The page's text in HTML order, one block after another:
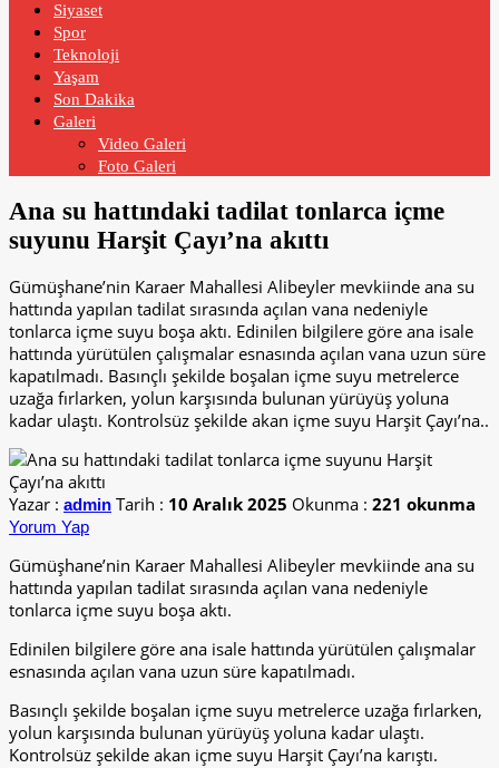
Siyaset
Spor
Teknoloji
Yaşam
Son Dakika
Galeri
Video Galeri
Foto Galeri
Ana su hattındaki tadilat tonlarca içme
suyunu Harşit Çayı’na akıttı
Gümüşhane’nin Karaer Mahallesi Alibeyler mevkiinde ana su
hattında yapılan tadilat sırasında açılan vana nedeniyle
tonlarca içme suyu boşa aktı. Edinilen bilgilere göre ana isale
hattında yürütülen çalışmalar esnasında açılan vana uzun süre
kapatılmadı. Basınçlı şekilde boşalan içme suyu metrelerce
uzağa fırlarken, yolun karşısında bulunan yürüyüş yoluna
kadar ulaştı. Kontrolsüz şekilde akan içme suyu Harşit Çayı’na..
Yazar : admin Tarih : 10 Aralık 2025 Okunma : 221 okunma
Yorum Yap
Gümüşhane’nin Karaer Mahallesi Alibeyler mevkiinde ana su
hattında yapılan tadilat sırasında açılan vana nedeniyle
tonlarca içme suyu boşa aktı.
Edinilen bilgilere göre ana isale hattında yürütülen çalışmalar
esnasında açılan vana uzun süre kapatılmadı.
Basınçlı şekilde boşalan içme suyu metrelerce uzağa fırlarken,
yolun karşısında bulunan yürüyüş yoluna kadar ulaştı.
Kontrolsüz şekilde akan içme suyu Harşit Çayı’na karıştı.